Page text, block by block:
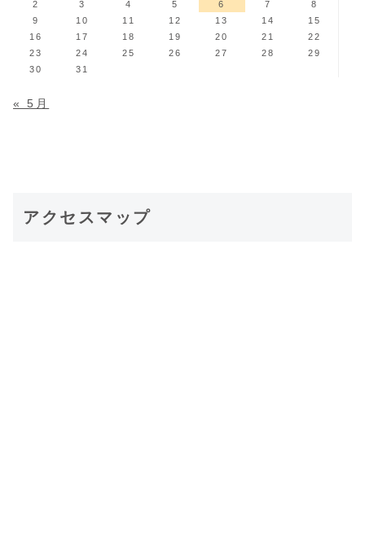
2
3 4 5 6 7
8
9
10 11 12 13 14
15
16
17 18 19 20 21
22
23
24 25 26 27 28
29
30
31
« 5月
アクセスマップ